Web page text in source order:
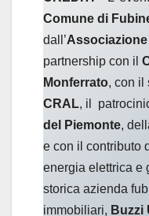
Comune di
dall’
partnership con il
Monferrato, con il
CRAL, il
del Piemonte,
e con il contributo
energia elettrica e
storica azienda
immobiliari, Buzzi